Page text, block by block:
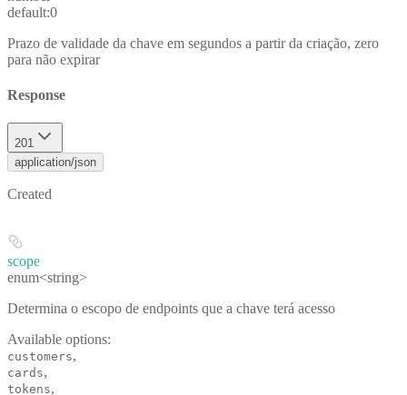
default:0
Prazo de validade da chave em segundos a partir da criação, zero
para não expirar
Response
201
application/json
Created
scope
enum<string>
Determina o escopo de endpoints que a chave terá acesso
Available options:
customers,
cards,
tokens,